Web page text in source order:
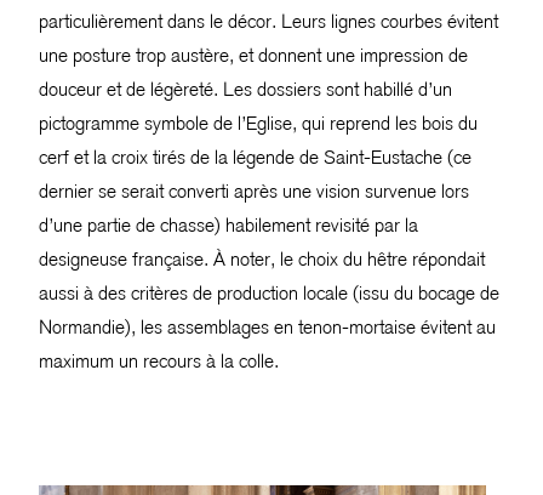
particulièrement dans le décor. Leurs lignes courbes évitent
une posture trop austère, et donnent une impression de
douceur et de légèreté. Les dossiers sont habillé d’un
pictogramme symbole de l’Eglise, qui reprend les bois du
cerf et la croix tirés de la légende de Saint-Eustache (ce
dernier se serait converti après une vision survenue lors
d’une partie de chasse) habilement revisité par la
designeuse française. À noter, le choix du hêtre répondait
aussi à des critères de production locale (issu du bocage de
Normandie), les assemblages en tenon-mortaise évitent au
maximum un recours à la colle.